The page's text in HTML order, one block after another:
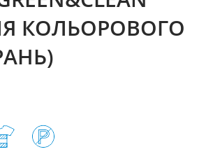
КОЛЬОРОВОГО